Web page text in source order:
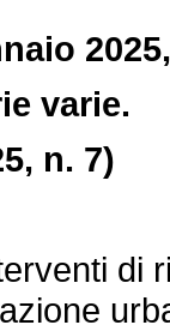
varie.
n. 7)
di